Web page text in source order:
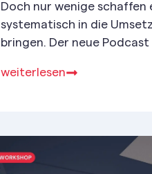
Doch nur wenige schaffen
systematisch in die
bringen. Der neue
wirksam wird – praxisnah,
weiterlesen